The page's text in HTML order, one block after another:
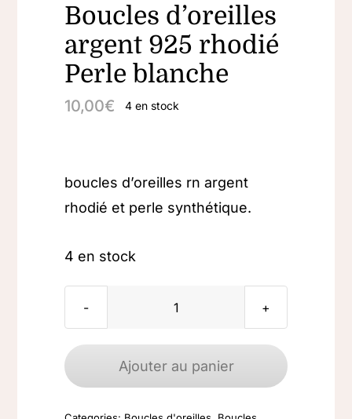
Boucles d’oreilles
argent 925 rhodié
Perle blanche
10,00€ 4 en stock
boucles d’oreilles rn argent
rhodié et perle synthétique.
4 en stock
quantité
Boucles
Ajouter au panier